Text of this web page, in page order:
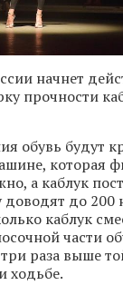
начнет
прочности
обувь будут
которая
а каблук
доводят до
каблук
части
раза выше
ходьбе.